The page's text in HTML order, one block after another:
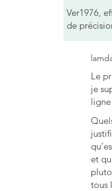
Ver1976,
de
Le
je
et
tous